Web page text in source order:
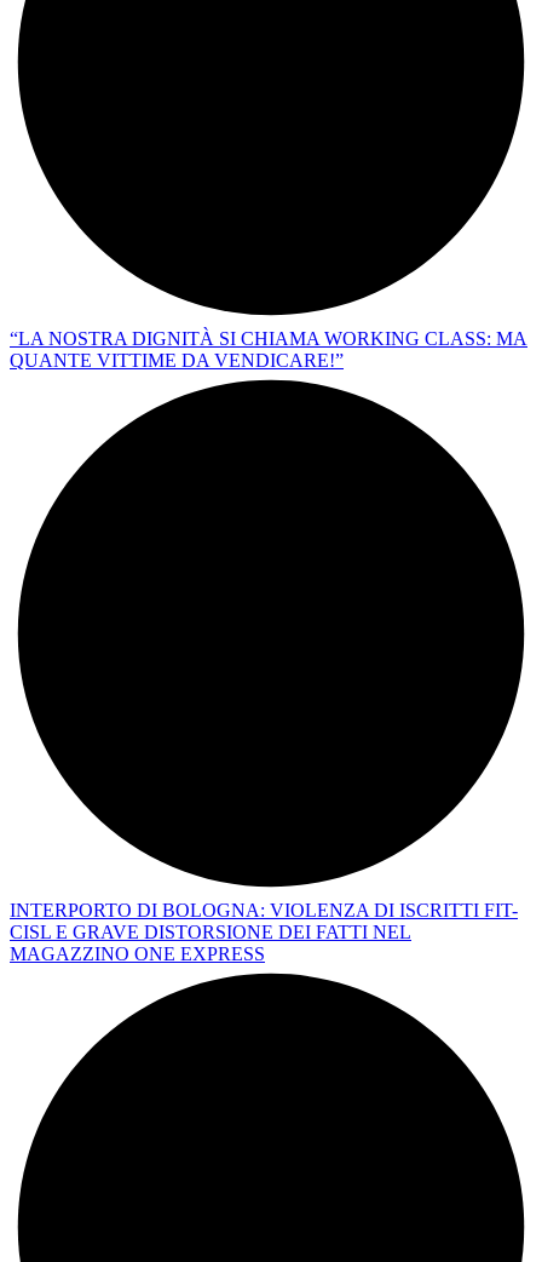
“LA NOSTRA DIGNITÀ SI CHIAMA WORKING CLASS: MA
QUANTE VITTIME DA VENDICARE!”
INTERPORTO DI BOLOGNA: VIOLENZA DI ISCRITTI FIT-
CISL E GRAVE DISTORSIONE DEI FATTI NEL
MAGAZZINO ONE EXPRESS